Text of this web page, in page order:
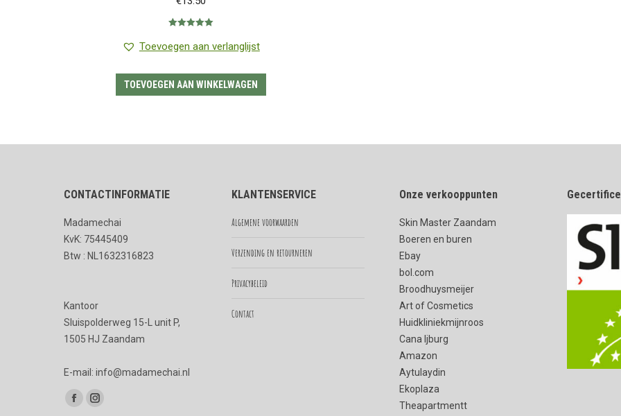
5.00 uit 5
Toevoegen aan verlanglijst
TOEVOEGEN AAN WINKELWAGEN
CONTACTINFORMATIE
Madamechai
KvK: 75445409
Btw : NL1632316823
Kantoor
Sluispolderweg 15-L unit P,
1505 HJ Zaandam
E-mail: info@madamechai.nl
Vind ons op:
FacebookInstagram
KLANTENSERVICE
Algemene voorwaarden
Verzending en retourneren
Privacybeleid
Contact
Onze verkooppunten
Skin Master Zaandam
Boeren en buren
Ebay
bol.com
Broodhuysmeijer
Art of Cosmetics
Huidkliniekmijnroos
Cana Ijburg
Amazon
Aytulaydin
Ekoplaza
Theapartmentt